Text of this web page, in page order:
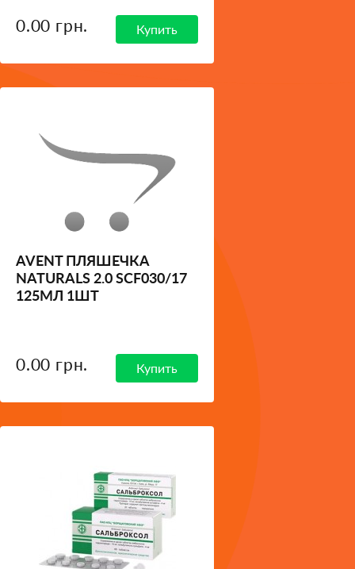
0.00 грн. Купить
AVENT ПЛЯШЕЧКА
NATURALS 2.0 SCF030/17
125МЛ 1ШТ
0.00 грн. Купить